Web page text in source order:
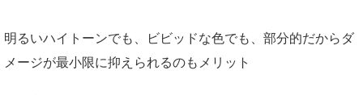
明るいハイトーンでも、ビビッドな色でも、部分的だからダ
メージが最小限に抑えられるのもメリット